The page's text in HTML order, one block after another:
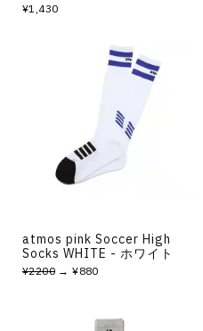
¥1,430
atmos pink Soccer High
Socks WHITE - ホワイト
¥2200 → ¥880